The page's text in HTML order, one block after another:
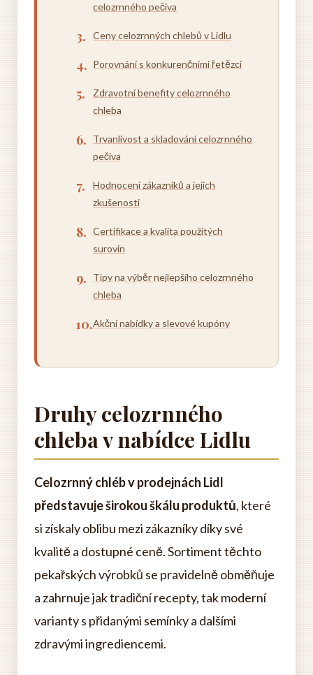
celozrnného pečiva
Ceny celozrnných chlebů v Lidlu
Porovnání s konkurenčními řetězci
Zdravotní benefity celozrnného
chleba
Trvanlivost a skladování celozrnného
pečiva
Hodnocení zákazníků a jejich
zkušenosti
Certifikace a kvalita použitých
surovin
Tipy na výběr nejlepšího celozrnného
chleba
Akční nabídky a slevové kupóny
Druhy celozrnného
chleba v nabídce Lidlu
Celozrnný chléb v prodejnách Lidl
představuje širokou škálu produktů, které
si získaly oblibu mezi zákazníky díky své
kvalitě a dostupné ceně. Sortiment těchto
pekařských výrobků se pravidelně obměňuje
a zahrnuje jak tradiční recepty, tak moderní
varianty s přidanými semínky a dalšími
zdravými ingrediencemi.